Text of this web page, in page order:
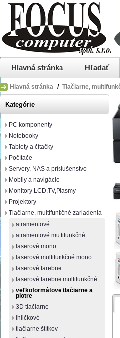
Hlavná stránka Hľadať
Hlavná stránka / Tlačiarne,
Kategórie
PC komponenty
Notebooky
Tablety a čítačky
Počítače
Servery, NAS a príslušenstvo
Mobily a navigácie
Monitory LCD,TV,Plasmy
Projektory
Tlačiarne, multifunkčné zariadenia
atramentové
atramentové multifunkčné
laserové mono
laserové multifunkčné mono
laserové farebné
laserové farebné multifunkčné
veľkoformátové tlačiarne a
plotre
3D tlačiarne
ihličkové
tlačiarne štítkov